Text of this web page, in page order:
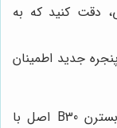
دقت کنید که به
جدید اطمینان
و جلو پنجره بسترن B30 اصل با